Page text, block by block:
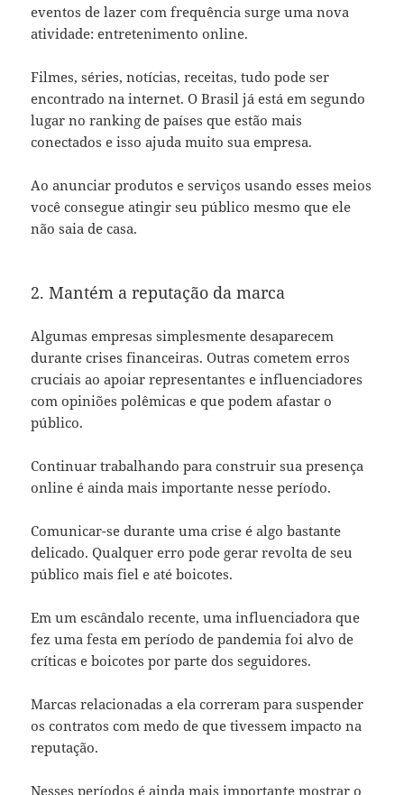
eventos de lazer com frequência surge uma nova
atividade: entretenimento online.
Filmes, séries, notícias, receitas, tudo pode ser
encontrado na internet. O Brasil já está em segundo
lugar no ranking de países que estão mais
conectados e isso ajuda muito sua empresa.
Ao anunciar produtos e serviços usando esses meios
você consegue atingir seu público mesmo que ele
não saia de casa.
2. Mantém a reputação da marca
Algumas empresas simplesmente desaparecem
durante crises financeiras. Outras cometem erros
cruciais ao apoiar representantes e influenciadores
com opiniões polêmicas e que podem afastar o
público.
Continuar trabalhando para construir sua presença
online é ainda mais importante nesse período.
Comunicar-se durante uma crise é algo bastante
delicado. Qualquer erro pode gerar revolta de seu
público mais fiel e até boicotes.
Em um escândalo recente, uma influenciadora que
fez uma festa em período de pandemia foi alvo de
críticas e boicotes por parte dos seguidores.
Marcas relacionadas a ela correram para suspender
os contratos com medo de que tivessem impacto na
reputação.
Nesses períodos é ainda mais importante mostrar o